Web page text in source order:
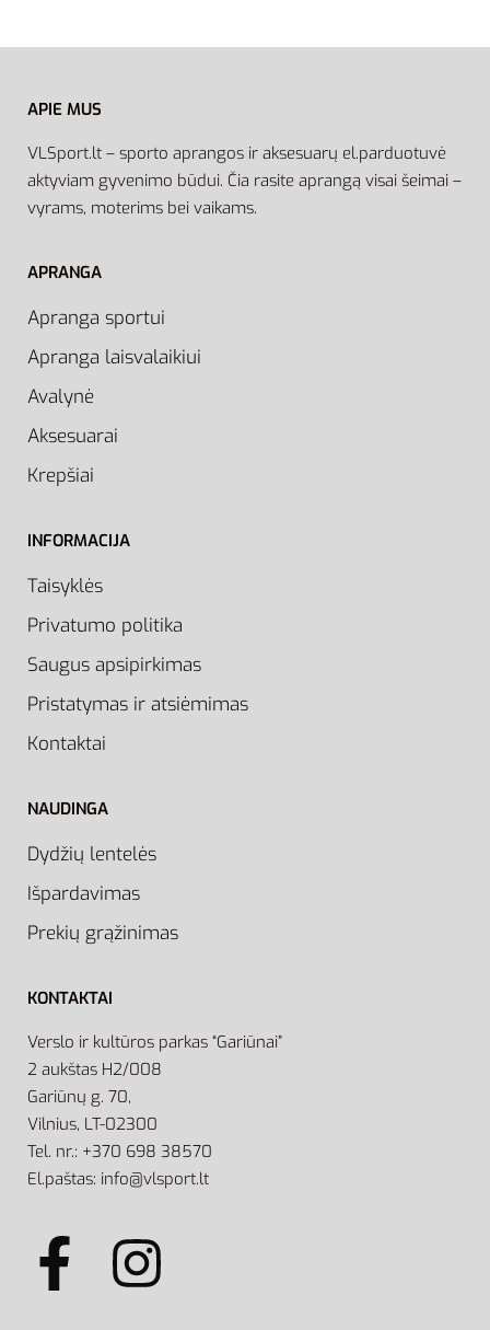
APIE MUS
VLSport.lt – sporto aprangos ir aksesuarų el.parduotuvė
aktyviam gyvenimo būdui. Čia rasite aprangą visai šeimai –
vyrams, moterims bei vaikams.
APRANGA
Apranga sportui
Apranga laisvalaikiui
Avalynė
Aksesuarai
Krepšiai
INFORMACIJA
Taisyklės
Privatumo politika
Saugus apsipirkimas
Pristatymas ir atsiėmimas
Kontaktai
NAUDINGA
Dydžių lentelės
Išpardavimas
Prekių grąžinimas
KONTAKTAI
Verslo ir kultūros parkas “Gariūnai”
2 aukštas H2/008
Gariūnų g. 70,
Vilnius, LT-02300
Tel. nr.: +370 698 38570
El.paštas: info@vlsport.lt